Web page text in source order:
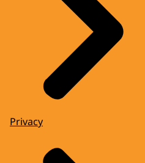
Privacy